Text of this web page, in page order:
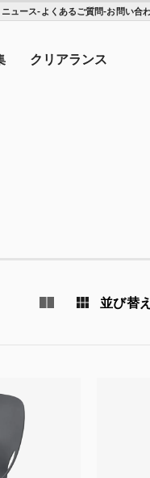
ニュース- よくあるご質問-お問い合
クリアランス
並び替え